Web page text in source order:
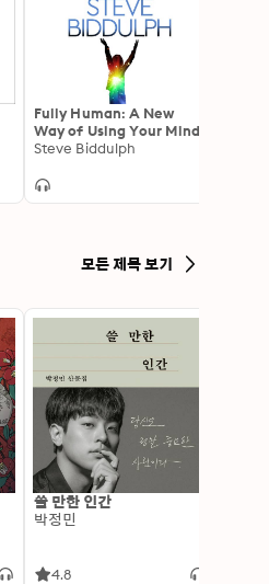
Fully Human: A New
Way of Using Your Mind
Steve Biddulph
모든 제목 보기
쓸 만한 인간
박정민
4.8